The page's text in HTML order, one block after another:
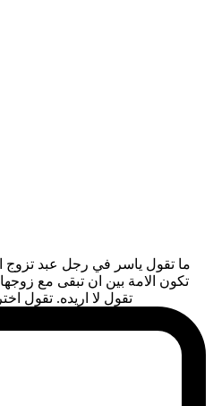
ما تقول ياسر في رجل عبد تزوج
تكون الامة بين ان تبقى مع
تقول لا اريده. تقول